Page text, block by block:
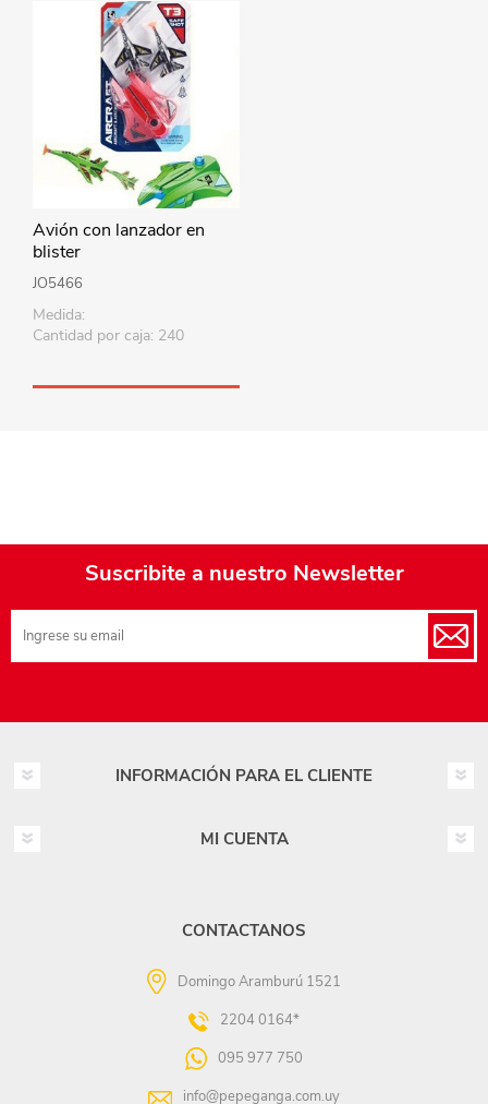
Avión con lanzador en
blister
JO5466
Medida:
Cantidad por caja: 240
Suscribite a nuestro Newsletter
INFORMACIÓN PARA EL CLIENTE
MI CUENTA
CONTACTANOS
Domingo Aramburú 1521
2204 0164*
095 977 750
info@pepeganga.com.uy